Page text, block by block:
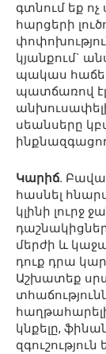
գտնում եք
հարցերի
կյանքում`
պակաս
պատճառով էլ
սեանսերը
Կարիճ.
հասնել
կլինի լուրջ
մերժի և
դուք դրա
Աշխատեք
կնքելը,